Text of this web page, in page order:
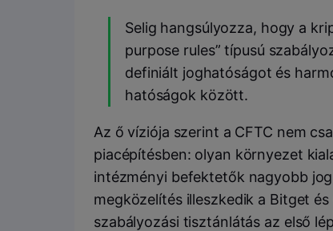
Selig hangsúlyozza, hogy a
purpose rules” típusú
definiált joghatóságot és
hatóságok között.
Az ő víziója szerint a CFTC nem
piacépítésben: olyan környezet
intézményi befektetők nagyobb
megközelítés illeszkedik a Bitget
szabályozási tisztánlátás az első